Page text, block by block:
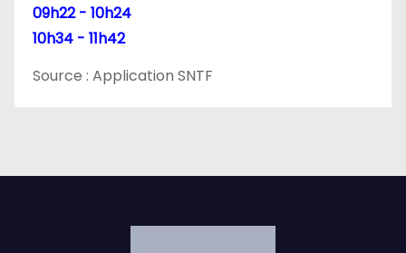
09h22 - 10h24
10h34 - 11h42
Source : Application SNTF